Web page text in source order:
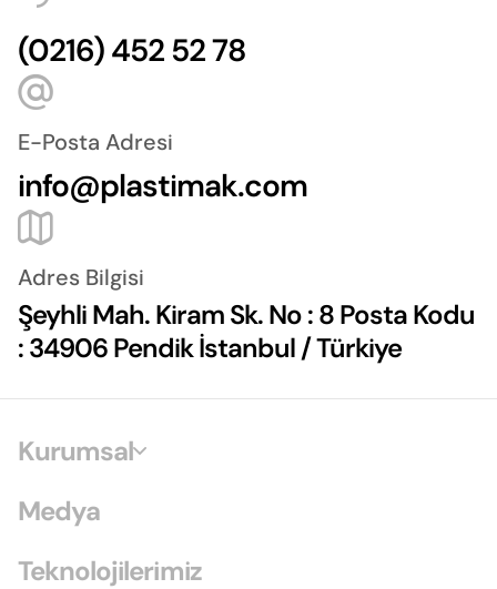
(0216) 452 52 78
E-Posta Adresi
info@plastimak.com
Adres Bilgisi
Şeyhli Mah. Kiram Sk. No : 8 Posta Kodu
: 34906 Pendik İstanbul / Türkiye
Kurumsal
Medya
Teknolojilerimiz